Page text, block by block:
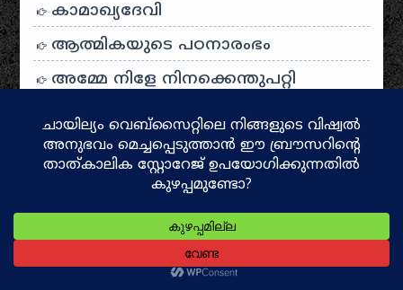
കാമാഖ്യദേവി
ആത്മികയുടെ പഠനാരംഭം
അമ്മേ നിളേ നിനക്കെന്തുപറ്റി
എന്റെ വിദ്യാലയം, ഒളപ്പമണ്ണ
ശുഭം അശുഭം
അമ്മ മലയാളം
കുമാരനാശാൻ
ഗീതാഞ്ജലി – ടാഗോർ